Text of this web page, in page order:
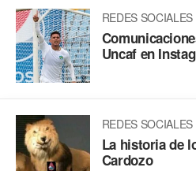
REDES SOCIALES
Uncaf en
REDES SOCIALES
La historia de
Cardozo